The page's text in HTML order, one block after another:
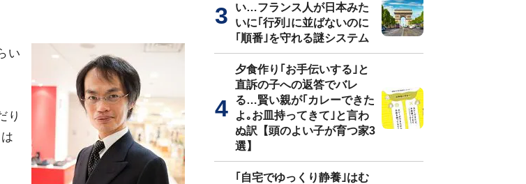
い
り
い…フランス人が日本みた
いに｢行列｣に並ばないのに
｢順番｣を守れる謎システム
夕食作り｢お手伝いする｣と
直訴の子への返答でバレ
る…賢い親が｢カレーできた
よ｡お皿持ってきて｣と言わ
ぬ訳【頭のよい子が育つ家3
選】
｢自宅でゆっくり静養｣はむ